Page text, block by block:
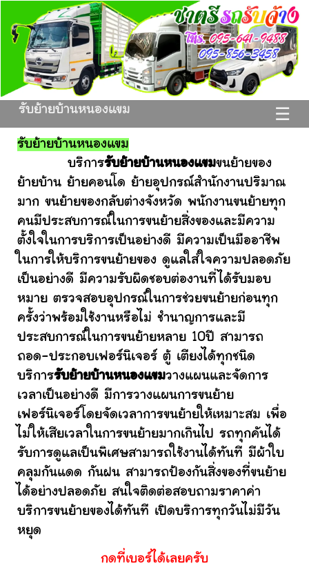
☰
รับย้ายบ้านหนองแขม
รับย้ายบ้านหนองแขม
บริการรับย้ายบ้านหนองแขมขนย้ายของ
ย้ายบ้าน ย้ายคอนโด ย้ายอุปกรณ์สำนักงานปริมาณ
มาก ขนย้ายของกลับต่างจังหวัด พนักงานขนย้ายทุก
คนมีประสบการณ์ในการขนย้ายสิ่งของและมีความ
ตั้งใจในการบริการเป็นอย่างดี มีความเป็นมืออาชีพ
ในการให้บริการขนย้ายของ ดูแลใส่ใจความปลอดภัย
เป็นอย่างดี มีความรับผิดชอบต่องานที่ได้รับมอบ
หมาย ตรวจสอบอุปกรณ์ในการช่วยขนย้ายก่อนทุก
ครั้งว่าพร้อมใช้งานหรือไม่ ชำนาญการและมี
ประสบการณ์ในการขนย้ายหลาย 10ปี สามารถ
ถอด-ประกอบเฟอร์นิเจอร์ ตู้ เตียงได้ทุกชนิด
บริการรับย้ายบ้านหนองแขมวางแผนและจัดการ
เวลาเป็นอย่างดี มีการวางแผนการขนย้าย
เฟอร์นิเจอร์โดยจัดเวลาการขนย้ายให้เหมาะสม เพื่อ
ไม่ให้เสียเวลาในการขนย้ายมากเกินไป รถทุกคันได้
รับการดูแลเป็นพิเศษสามารถใช้งานได้ทันที มีผ้าใบ
คลุมกันแดด กันฝน สามารถป้องกันสิ่งของที่ขนย้าย
ได้อย่างปลอดภัย สนใจติดต่อสอบถามราคาค่า
บริการขนย้ายของได้ทันที เปิดบริการทุกวันไม่มีวัน
หยุด
กดที่เบอร์ได้เลยครับ